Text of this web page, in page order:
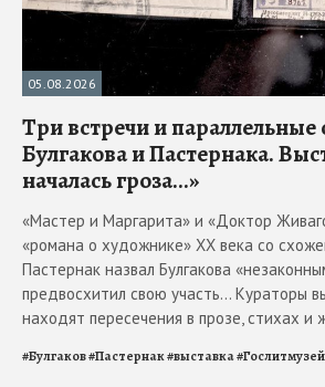
05.08.2026
Три встречи и параллельные
Булгакова и Пастернака.
началась гроза...»
«Мастер и Маргарита» и «Доктор
«романа о художнике» ХХ века со
Пастернак назвал Булгакова
предвосхитил свою участь... Кураторы
находят пересечения в прозе, стихах и
#Булгаков#Пастернак#выставка#Гослитмузей